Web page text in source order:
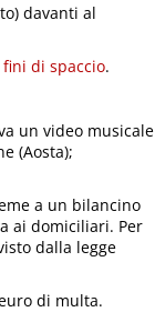
davanti al
di spaccio.
un video musicale
(Aosta);
a un bilancino
ai domiciliari. Per
dalla legge
di multa.